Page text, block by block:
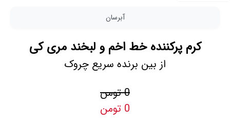
آبرسان
کرم پرکننده خط اخم و لبخند مری کی
از بین برنده سریع چروک
0 تومن
0 تومن